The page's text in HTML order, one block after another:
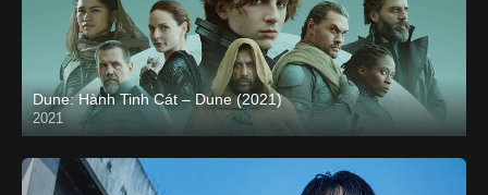
Dune: Hành Tinh Cát – Dune (2021)
2021
HD VIETSUB